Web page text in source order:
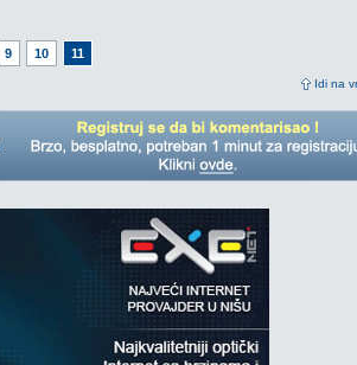
9 10 11
Idi na